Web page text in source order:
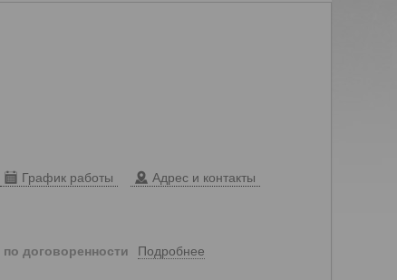
График работы Адрес и контакты
по договоренности Подробнее